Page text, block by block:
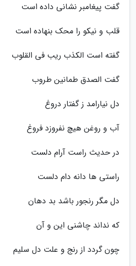
گفت پیغامبر نشانی داده است
قلب و نیکو را محک بنهاده است
گفته است الکذب ریب فی القلوب
گفت الصدق طمانین طروب
دل نیارامد ز گفتار دروغ
آب و روغن هیچ نفروزد فروغ
در حدیث راست آرام دلست
راستی ها دانه دام دلست
دل مگر رنجور باشد بد دهان
که نداند چاشنی این و آن
چون گردد از رنج و علت دل سلیم